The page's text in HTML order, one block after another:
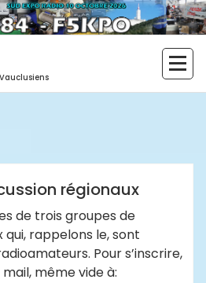
régionaux
de trois groupes de
qui, rappelons le, sont
Pour s’inscrire,
même vide à: